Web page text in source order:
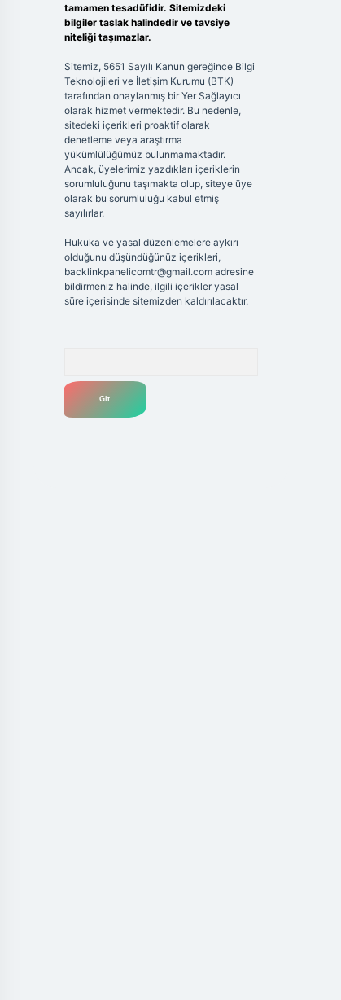
tamamen tesadüfidir. Sitemizdeki
bilgiler taslak halindedir ve tavsiye
niteliği taşımazlar.
Sitemiz, 5651 Sayılı Kanun gereğince Bilgi
Teknolojileri ve İletişim Kurumu (BTK)
tarafından onaylanmış bir Yer Sağlayıcı
olarak hizmet vermektedir. Bu nedenle,
sitedeki içerikleri proaktif olarak
denetleme veya araştırma
yükümlülüğümüz bulunmamaktadır.
Ancak, üyelerimiz yazdıkları içeriklerin
sorumluluğunu taşımakta olup, siteye üye
olarak bu sorumluluğu kabul etmiş
sayılırlar.
Hukuka ve yasal düzenlemelere aykırı
olduğunu düşündüğünüz içerikleri,
backlinkpanelicomtr@gmail.comadresine
bildirmeniz halinde, ilgili içerikler yasal
süre içerisinde sitemizden kaldırılacaktır.